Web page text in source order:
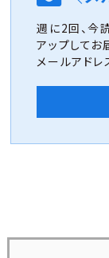
週に2回、今
アップして
メールアド